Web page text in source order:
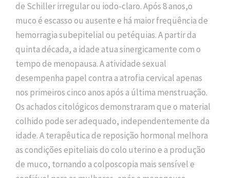
de Schiller irregular ou iodo-claro. Após 8 anos,o
muco é escasso ou ausente e há maior freqüência de
hemorragia subepitelial ou petéquias. A partir da
quinta década, a idade atua sinergicamente com o
tempo de menopausa. A atividade sexual
desempenha papel contra a atrofia cervical apenas
nos primeiros cinco anos após a última menstruação.
Os achados citológicos demonstraram que o material
colhido pode ser adequado, independentemente da
idade. A terapêutica de reposição hormonal melhora
as condições epiteliais do colo uterino e a produção
de muco, tornando a colposcopia mais sensível e